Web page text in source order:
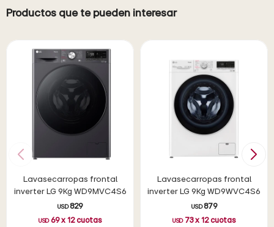
Productos que te pueden interesar
Lavasecarropas frontal
inverter LG 9Kg WD9MVC4S6
USD 829
USD 69x 12cuotas
Lavasecarropas frontal
inverter LG 9Kg WD9WVC4S6
USD 879
USD 73x 12cuotas